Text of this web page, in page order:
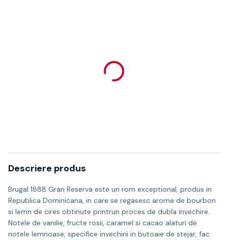
Descriere produs
Brugal 1888 Gran Reserva este un rom exceptional, produs in
Republica Dominicana, in care se regasesc arome de bourbon
si lemn de cires obtinute printrun proces de dubla invechire.
Notele de vanilie, fructe rosii, caramel si cacao alaturi de
notele lemnoase, specifice invechirii in butoaie de stejar, fac